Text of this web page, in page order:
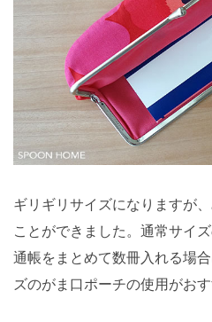
ギリギリサイズになりますが
ことができました。通常サイ
通帳をまとめて数冊入れる場
ズのがま口ポーチの使用がおす